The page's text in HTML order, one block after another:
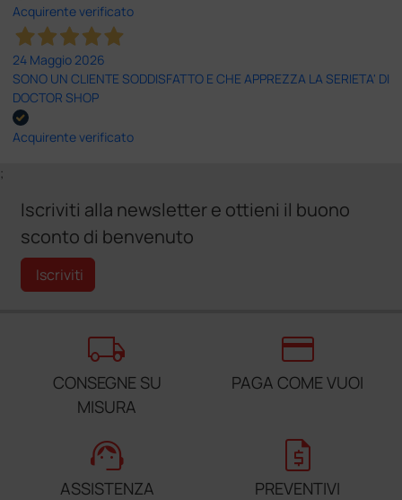
Acquirente verificato
24 Maggio 2026
SONO UN CLIENTE SODDISFATTO E CHE APPREZZA LA SERIETA' DI
DOCTOR SHOP
Acquirente verificato
;
Iscriviti alla newsletter e ottieni il buono
sconto di benvenuto
Iscriviti
local_shipping
CONSEGNE SU
MISURA
credit_card
PAGA COME VUOI
support_agent
ASSISTENZA
request_quote
PREVENTIVI